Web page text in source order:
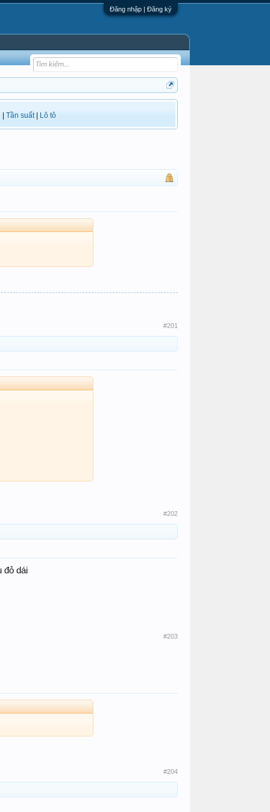
Đăng nhập | Đăng ký
Tần suất| Lô tô
#201
#202
đỏ dái
#203
#204